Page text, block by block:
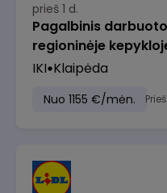
prieš 1 d.
Pagalbinis
regioninėje
IKI Klaipėda
Nuo 1155 €/mėn.